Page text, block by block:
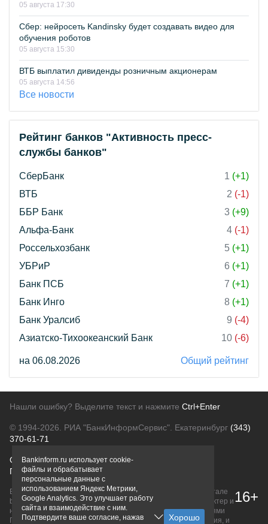
05 августа 17:30
Сбер: нейросеть Kandinsky будет создавать видео для
обучения роботов
05 августа 15:30
ВТБ выплатил дивиденды розничным акционерам
05 августа 14:56
Все новости
Рейтинг банков "Активность пресс-
службы банков"
СберБанк 1 (+1)
ВТБ
2 (-1)
ББР Банк
3 (+9)
Альфа-Банк
4 (-1)
Россельхозбанк
5 (+1)
УБРиР
6 (+1)
Банк ПСБ
7 (+1)
Банк Инго
8 (+1)
Банк Уралсиб
9 (-4)
Азиатско-Тихоокеанский Банк
10 (-6)
на 06.08.2026 Общий рейтинг
Нашли ошибку? Выделите текст и нажмите Ctrl+Enter
© 1994-2026. РИА "БанкИнформСервис". Екатеринбург (343)
370-61-71
О проектеПолитика конфиденциальности
Правовая информацияДля рекламодателей
Вся информация о продуктах банков, размещенная на портале
bankinform.ru, носит исключительно ознакомительный характер и
не является публичной офертой, определяемой положениями
ГК РФ. Информация не содержит точного и полного описания, и
16+
Bankinform.ru использует cookie-
файлы и обрабатывает
персональные данные с
использованием Яндекс Метрики,
Google Analytics. Это улучшает работу
сайта и взаимодействие с ним.
Подтвердите ваше согласие, нажав